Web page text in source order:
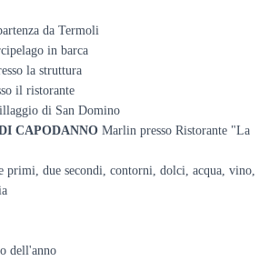
da Termoli
in barca
la struttura
il ristorante
di San Domino
CAPODANNO Marlin presso Ristorante "La
primi, due secondi, contorni, dolci, acqua, vino,
dell'anno